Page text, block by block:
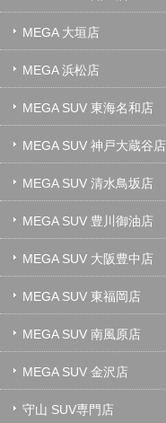
MEGA 大垣店
MEGA 浜松店
MEGA SUV 東海名和店
MEGA SUV 神戸大蔵谷店
MEGA SUV 清水鳥坂店
MEGA SUV 豊川御油店
MEGA SUV 大阪豊中店
MEGA SUV 東福岡店
MEGA SUV 南風原店
MEGA SUV 金沢店
守山 SUV専門店